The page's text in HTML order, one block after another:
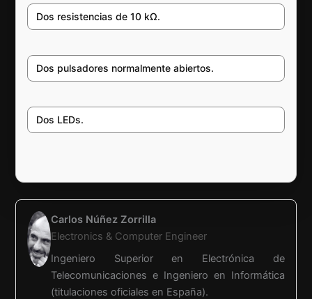
Dos resistencias de 10 kΩ.
Dos pulsadores normalmente abiertos.
Dos LEDs.
Carlos Núñez Zorrilla
Electronics & Computer Engineer
Ingeniero Superior en Electrónica de
Telecomunicaciones e Ingeniero en Informática
(titulaciones oficiales en España).